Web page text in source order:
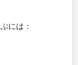
には：